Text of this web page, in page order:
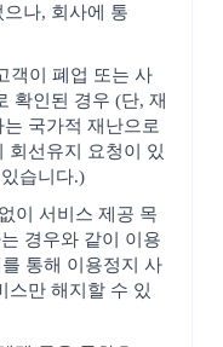
나, 회사에 통
객이 폐업 또는 사
확인된 경우 (단, 재
국가적 재난으로
회선유지 요청이 있
습니다.)
이 서비스 제공 목
경우와 같이 이용
통해 이용정지 사
스만 해지할 수 있